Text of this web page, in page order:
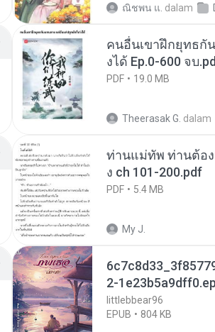
ณิชพน แ. dalam
คนอื่นเขาฝึกยุทธกั
งได้ Ep.0-600 จบ
PDF 19.0 MB
Theerasak G. dalam
ท่านแม่ทัพ ท่านต้อง
ง ch 101-200.pdf
PDF 5.4 MB
My J.
2-
littlebbear96
EPUB
804 KB